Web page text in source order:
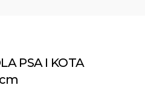
PSA I KOTA